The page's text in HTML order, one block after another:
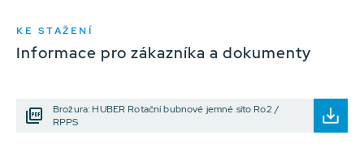
KE STAŽENÍ
Informace pro zákazníka a dokumenty
Brožura: HUBER Rotační bubnové jemné síto Ro2 /
RPPS